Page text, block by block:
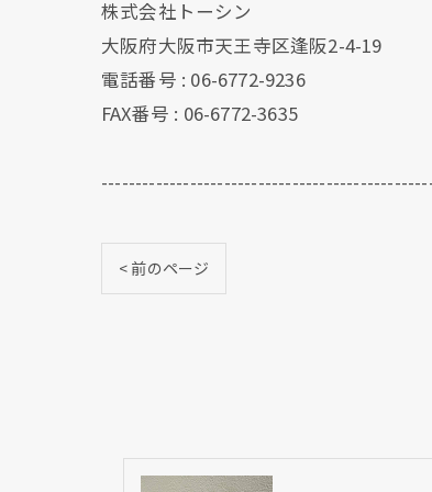
株式会社トーシン
大阪府大阪市天王寺区逢阪2-4-19
電話番号 : 06-6772-9236
FAX番号 : 06-6772-3635
< 前のページ